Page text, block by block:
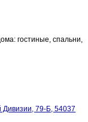
гостиные, спальни,
Дивизии, 79-Б, 54037